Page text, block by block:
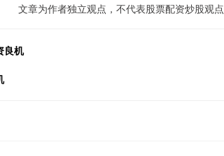
文章为作者独立观点，不代表股票配资炒股观点
良机